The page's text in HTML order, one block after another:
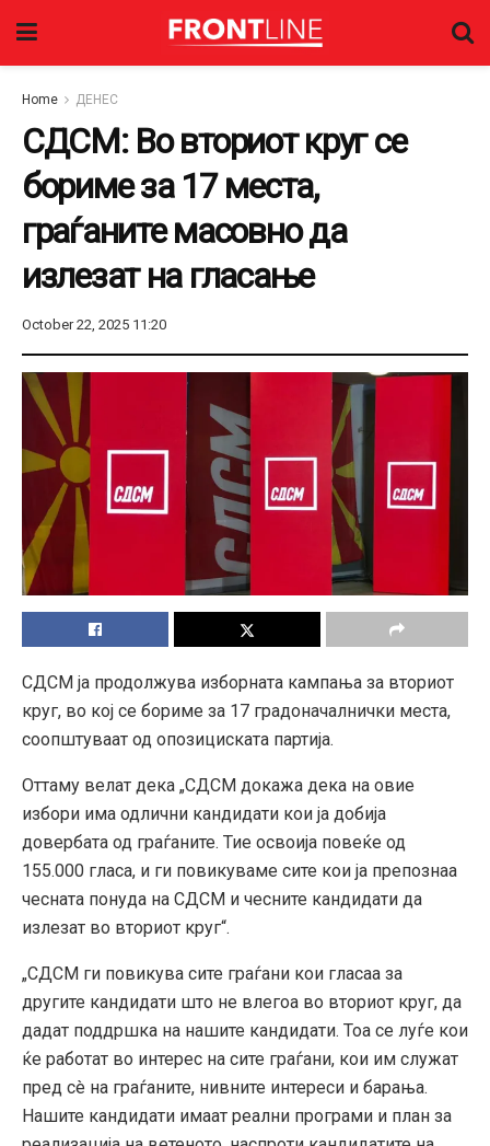
Home ДЕНЕС
СДСМ: Во вториот круг се
бориме за 17 места,
граѓаните масовно да
излезат на гласање
October 22, 2025 11:20
СДСМ ја продолжува изборната кампања за вториот
круг, во кој се бориме за 17 градоначалнички места,
соопштуваат од опозициската партија.
Оттаму велат дека „СДСМ докажа дека на овие
избори има одлични кандидати кои ја добија
довербата од граѓаните. Тие освоија повеќе од
155.000 гласа, и ги повикуваме сите кои ја препознаа
чесната понуда на СДСМ и чесните кандидати да
излезат во вториот круг“.
„СДСМ ги повикува сите граѓани кои гласаа за
другите кандидати што не влегоа во вториот круг, да
дадат поддршка на нашите кандидати. Тоа се луѓе кои
ќе работат во интерес на сите граѓани, кои им служат
пред сè на граѓаните, нивните интереси и барања.
Нашите кандидати имаат реални програми и план за